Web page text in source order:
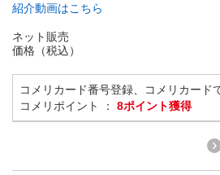
紹介動画はこちら
ネット販売
価格（税込）
コメリカード番号登録、コメリカード
コメリポイント ： 8ポイント獲得